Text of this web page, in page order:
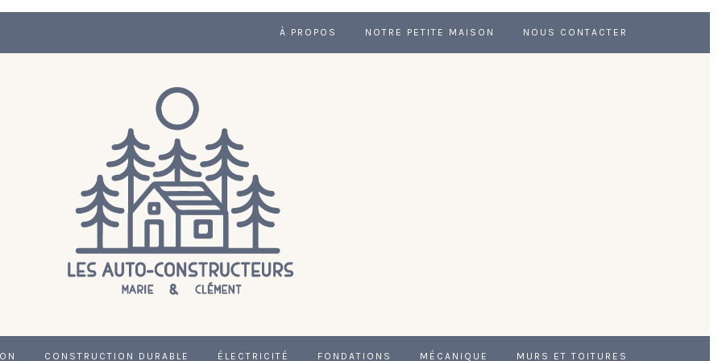
À PROPOS NOTRE PETITE MAISON NOUS CONTACTER
CONSTRUCTION DURABLE ÉLECTRICITÉ FONDATIONS MÉCANIQUE MURS ET TOITURES